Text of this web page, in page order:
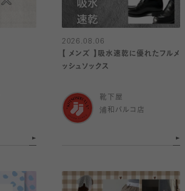
2026.08.06
【 メンズ 】吸水速乾に優れたフルメ
ッシュソックス
靴下屋
浦和パルコ店